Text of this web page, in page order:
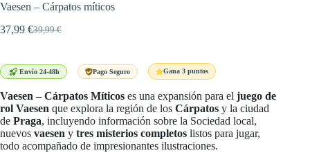
Vaesen – Cárpatos míticos
39,99€
El
era:
37,99 €El
es:
Envío 24-48h Pago Seguro Gana 3 puntos
Vaesen – Cárpatos Míticos es una expansión para el juego de
rol Vaesen que explora la región de los Cárpatos y la ciudad
de Praga, incluyendo información sobre la Sociedad local,
nuevos vaesen y tres misterios completos listos para jugar,
todo acompañado de impresionantes ilustraciones.